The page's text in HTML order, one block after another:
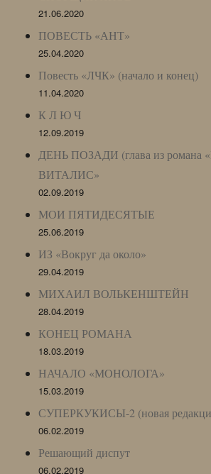
21.06.2020
ПОВЕСТЬ «АНТ»
25.04.2020
Повесть «ЛЧК» (начало и конец)
11.04.2020
К Л Ю Ч
12.09.2019
ДЕНЬ ПОЗАДИ (глава из романа
ВИТАЛИС»
02.09.2019
МОИ ПЯТИДЕСЯТЫЕ
25.06.2019
ИЗ «Вокруг да около»
29.04.2019
МИХАИЛ ВОЛЬКЕНШТЕЙН
28.04.2019
КОНЕЦ РОМАНА
18.03.2019
НАЧАЛО «МОНОЛОГА»
15.03.2019
СУПЕРКУКИСЫ-2 (новая
06.02.2019
Решающий диспут
06.02.2019